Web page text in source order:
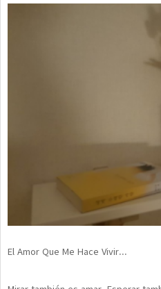
El Amor Que Me Hace Vivir...